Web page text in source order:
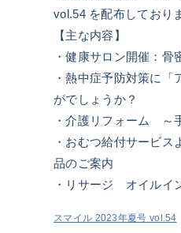
vol.54 を配布しており
【主な内容】
・健康サロン開催：骨
・熱中症予防対策に
がでしょうか？
・介護リフォーム ～
・おむつ給付サービ
品のご案内
・リサージ オイルイ
スマイル 2023年夏号 vol.54